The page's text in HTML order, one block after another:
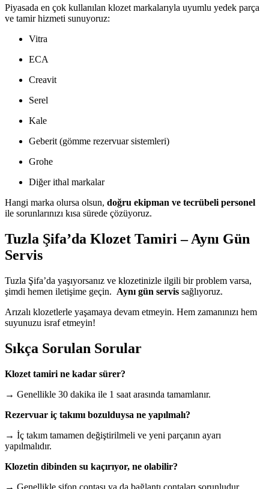
Piyasada en çok kullanılan klozet markalarıyla uyumlu yedek parça
ve tamir hizmeti sunuyoruz:
Vitra
ECA
Creavit
Serel
Kale
Geberit (gömme rezervuar sistemleri)
Grohe
Diğer ithal markalar
Hangi marka olursa olsun, doğru ekipman ve tecrübeli personel
ile sorunlarınızı kısa sürede çözüyoruz.
Tuzla Şifa’da Klozet Tamiri – Aynı Gün
Servis
Tuzla Şifa’da yaşıyorsanız ve klozetinizle ilgili bir problem varsa,
şimdi hemen iletişime geçin. Aynı gün servis sağlıyoruz.
Arızalı klozetlerle yaşamaya devam etmeyin. Hem zamanınızı hem
suyunuzu israf etmeyin!
Sıkça Sorulan Sorular
Klozet tamiri ne kadar sürer?
→ Genellikle 30 dakika ile 1 saat arasında tamamlanır.
Rezervuar iç takımı bozulduysa ne yapılmalı?
→ İç takım tamamen değiştirilmeli ve yeni parçanın ayarı
yapılmalıdır.
Klozetin dibinden su kaçırıyor, ne olabilir?
→ Genellikle sifon contası ya da bağlantı contaları sorunludur.